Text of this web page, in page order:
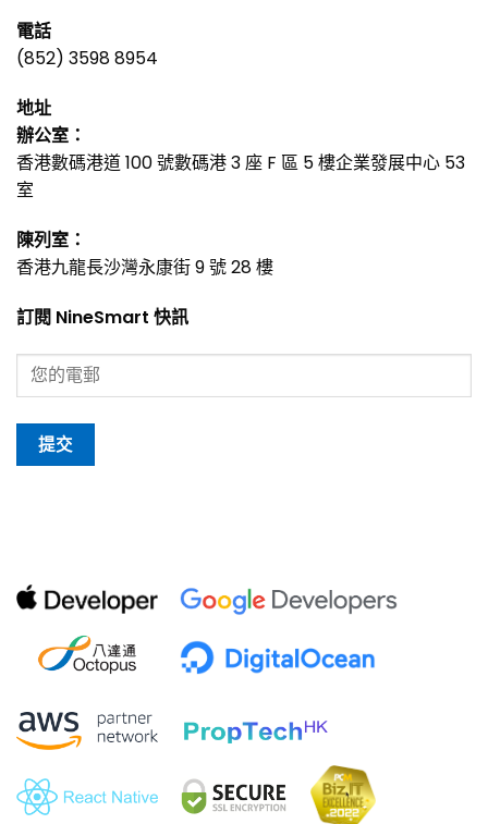
電話
(852) 3598 8954
地址
辦公室：
香港數碼港道 100 號數碼港 3 座 F 區 5 樓企業發展中心 53
室
陳列室：
香港九龍長沙灣永康街 9 號 28 樓
訂閱 NineSmart 快訊